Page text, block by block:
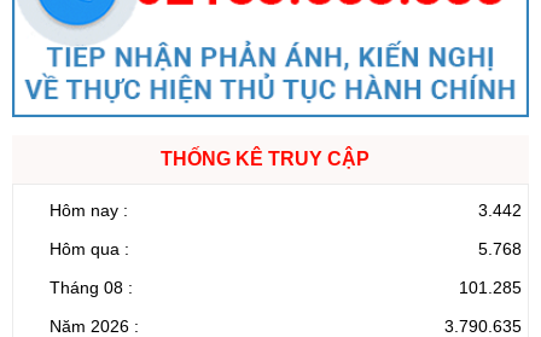
THỐNG KÊ TRUY CẬP
Hôm nay :
3.442
Hôm qua :
5.768
Tháng 08 :
101.285
Năm 2026 :
3.790.635